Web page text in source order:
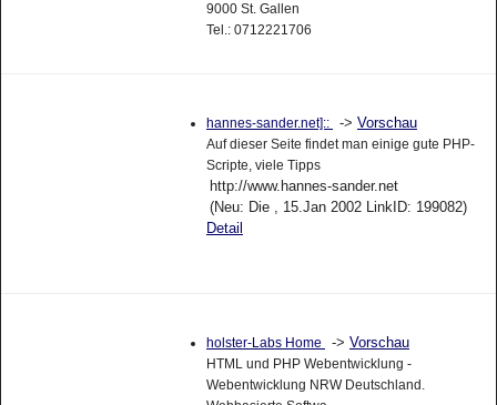
9000 St. Gallen
Tel.: 0712221706
hannes-sander.net]:: -> Vorschau
Auf dieser Seite findet man einige gute PHP-
Scripte, viele Tipps
http://www.hannes-sander.net
(Neu: Die , 15.Jan 2002 LinkID: 199082)
Detail
holster-Labs Home -> Vorschau
HTML und PHP Webentwicklung -
Webentwicklung NRW Deutschland.